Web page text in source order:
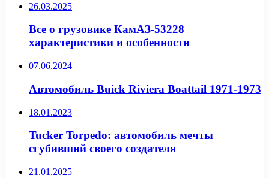
26.03.2025
Все о грузовике КамАЗ-53228
характеристики и особенности
07.06.2024
Автомобиль Buick Riviera Boattail 1971-1973
18.01.2023
Tucker Torpedo: автомобиль мечты
сгубивший своего создателя
21.01.2025